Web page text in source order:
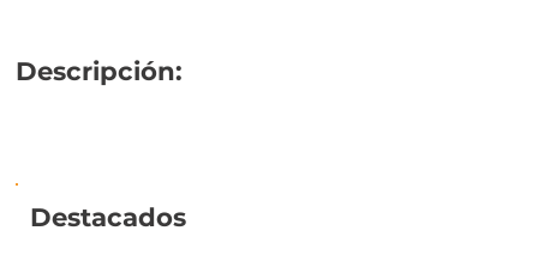
Descripción:
Destacados